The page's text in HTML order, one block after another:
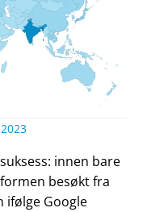
innen bare
besøkt fra
ifølge Google